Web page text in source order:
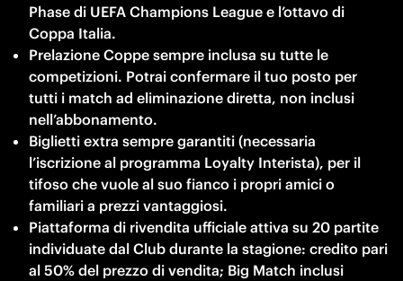
Phase di UEFA Champions League e l’ottavo di
Coppa Italia.
Prelazione Coppe sempre inclusa su tutte le
competizioni. Potrai confermare il tuo posto per
tutti i match ad eliminazione diretta, non inclusi
nell’abbonamento.
Biglietti extra sempre garantiti (necessaria
l’iscrizione al programma Loyalty Interista), per il
tifoso che vuole al suo fianco i propri amici o
familiari a prezzi vantaggiosi.
Piattaforma di rivendita ufficiale attiva su 20 partite
individuate dal Club durante la stagione: credito pari
al 50% del prezzo di vendita; Big Match inclusi